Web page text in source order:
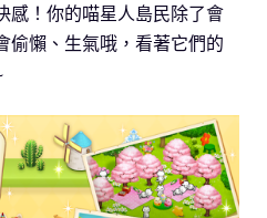
感！你的喵星人島民除了會
偷懶、生氣哦，看著它們的